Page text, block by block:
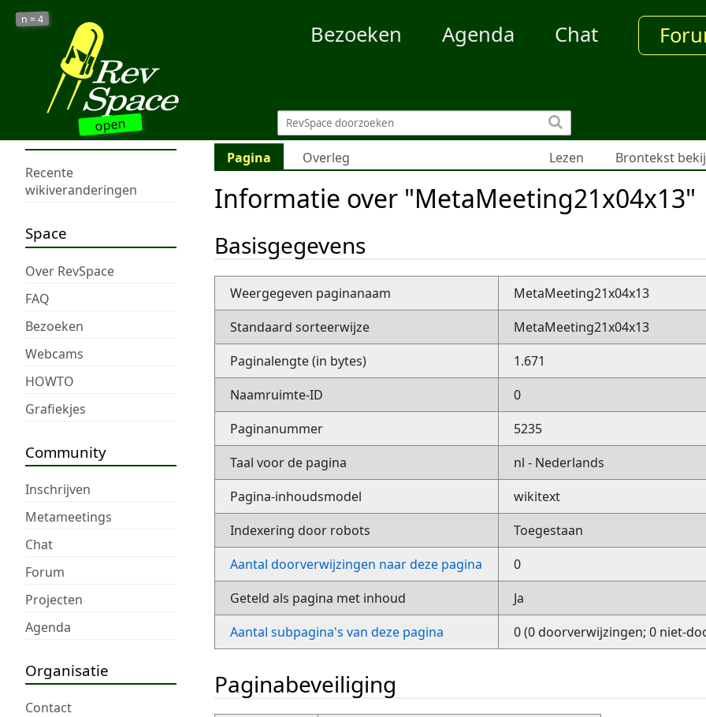
open
n =4
Bezoeken Agenda Chat
Recente
wikiveranderingen
Space
Over RevSpace
FAQ
Bezoeken
Webcams
HOWTO
Grafiekjes
Community
Inschrijven
Metameetings
Chat
Forum
Projecten
Agenda
Organisatie
Contact
Pagina Overleg Lezen Brontekst
Informatie over "MetaMeeting21x04x13"
Basisgegevens
Weergegeven paginanaam
MetaMeeting21x04x13
Standaard sorteerwijze
MetaMeeting21x04x13
Paginalengte (in bytes)
1.671
Naamruimte-ID
0
Paginanummer
5235
Taal voor de pagina
nl - Nederlands
Pagina-inhoudsmodel
wikitext
Indexering door robots
Toegestaan
Aantal doorverwijzingen naar deze pagina
0
Geteld als pagina met inhoud
Ja
Aantal subpagina's van deze pagina
0 (0 doorverwijzingen; 0 niet-
Paginabeveiliging